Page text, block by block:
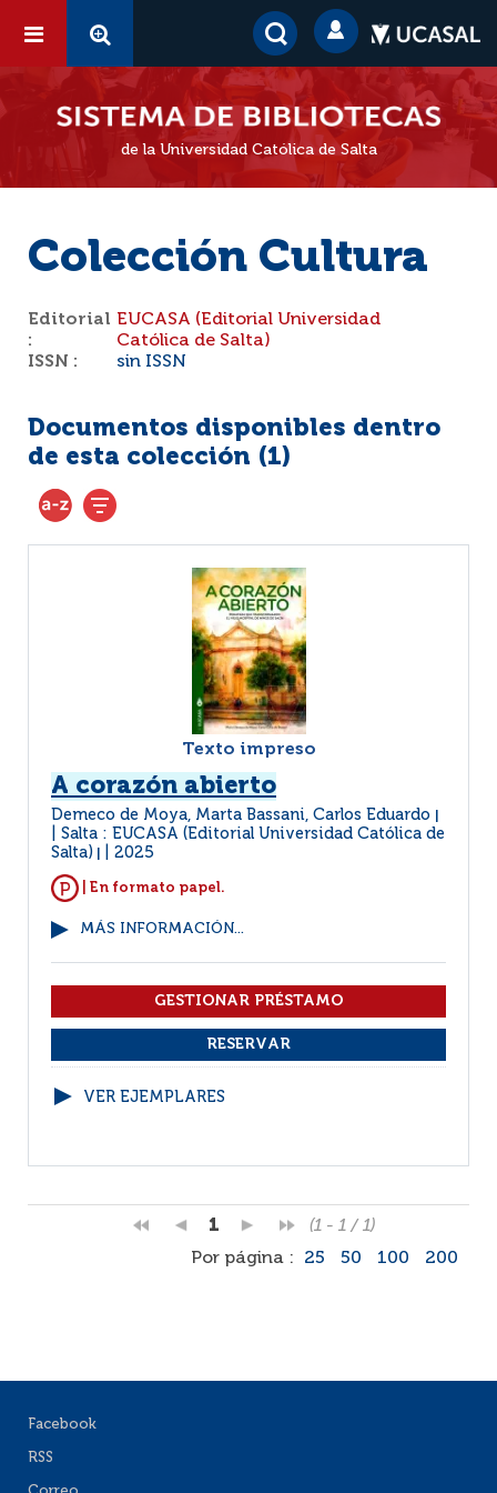
de la Universidad Católica de Salta
Colección Cultura
Editorial
:
EUCASA (Editorial Universidad
Católica de Salta)
ISSN :
sin ISSN
Documentos disponibles dentro
de esta colección (1)
Texto impreso
A corazón abierto
Demeco de Moya, Marta Bassani, Carlos Eduardo
Salta : EUCASA (Editorial Universidad Católica de
Salta)
2025
| En formato papel.
MÁS INFORMACIÓN...
VER EJEMPLARES
1
(1 - 1 / 1)
Por página :
25 50 100 200
Facebook
RSS